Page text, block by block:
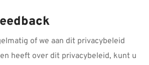
of we aan dit privacybeleid
heeft over dit privacybeleid, kunt u